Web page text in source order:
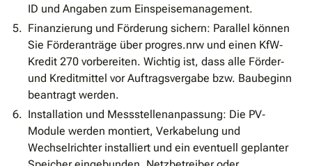
ID und Angaben zum Einspeisemanagement.
Finanzierung und Förderung sichern: Parallel können
Sie Förderanträge über progres.nrw und einen KfW‐
Kredit 270 vorbereiten. Wichtig ist, dass alle Förder‐
und Kreditmittel vor Auftragsvergabe bzw. Baubeginn
beantragt werden.
Installation und Messstellenanpassung: Die PV‐
Module werden montiert, Verkabelung und
Wechselrichter installiert und ein eventuell geplanter